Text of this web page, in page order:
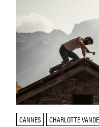
CANNES
CHARLOTTE